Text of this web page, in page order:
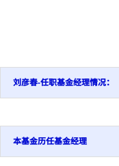
刘彦春-任职基金经理情况：
本基金历任基金经理